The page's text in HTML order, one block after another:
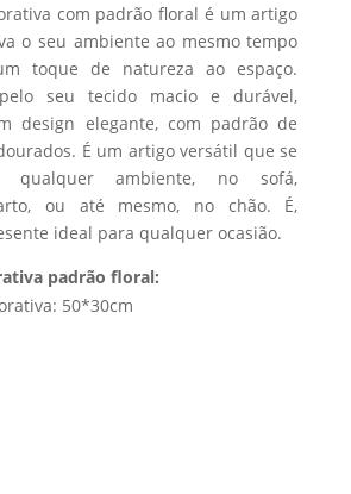
com padrão floral é um artigo
o seu ambiente ao mesmo tempo
toque de natureza ao espaço.
pelo seu tecido macio e durável,
design elegante, com padrão de
É um artigo versátil que se
qualquer ambiente, no sofá,
ou até mesmo, no chão. É,
ideal para qualquer ocasião.
padrão floral:
50*30cm